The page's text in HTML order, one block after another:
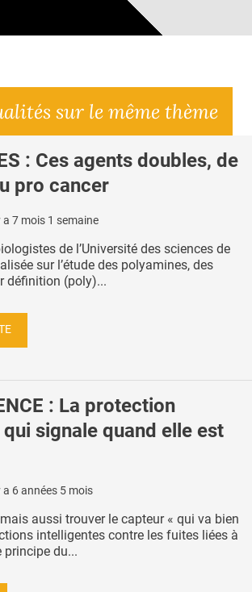
sur le même thème
: Ces agents doubles, de
pro cancer
a 7 mois 1 semaine
de l’Université des sciences de
sur l’étude des polyamines, des
définition (poly)...
: La protection
signale quand elle est
a 6 années 5 mois
aussi trouver le capteur « qui va bien
intelligentes contre les fuites liées à
principe du...